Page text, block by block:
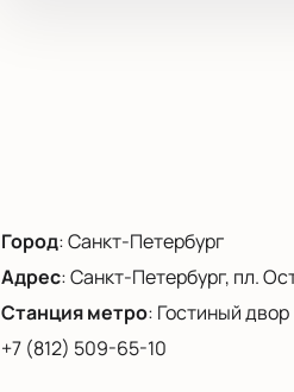
Город:Санкт-Петербург
Адрес:Санкт-Петербург, пл.
Станция метро: Гостиный двор
+7 (812) 509-65-10